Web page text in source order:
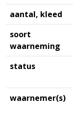
aantal, kleed
soort
waarneming
status
waarnemer(s)